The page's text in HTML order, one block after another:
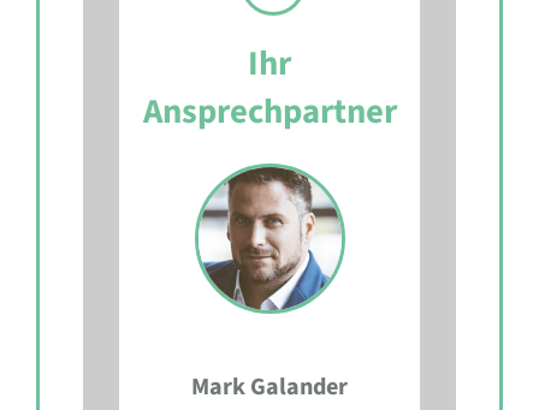
Ihr
Ansprechpartner
Mark Galander